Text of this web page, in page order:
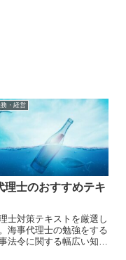
・経営
理士のおすすめテキ
士対策テキストを厳選し
海事代理士の勉強をする
法令に関する幅広い知識